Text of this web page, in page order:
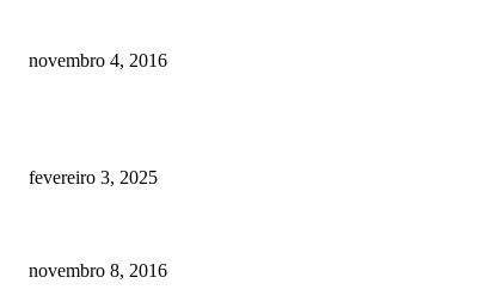
novembro 4, 2016
fevereiro 3, 2025
novembro 8, 2016